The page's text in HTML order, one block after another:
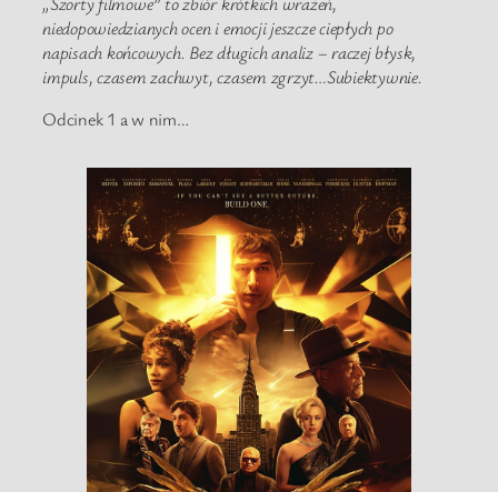
niedopowiedzianych ocen i emocji jeszcze ciepłych po
napisach końcowych. Bez długich analiz – raczej błysk,
impuls, czasem zachwyt, czasem zgrzyt…Subiektywnie.
Odcinek 1 a w nim…